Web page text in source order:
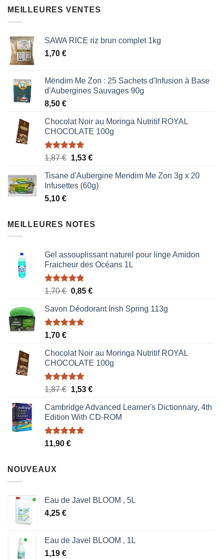
était : est :
MEILLEURES VENTES
SAWA RICE riz brun complet 1kg
1,70 €
Mëndim Me Zon : 25 Sachets d'Infusion à Base
d'Aubergines Sauvages 90g
8,50 €
Chocolat Noir au Moringa Nutritif ROYAL
CHOCOLATE 100g
Note5.00
sur 5
1,87€ Le
initial
était :
1,53 €Le
actuel
est :
Tisane d'Aubergine Mendim Me Zon 3g x 20
Infusettes (60g)
5,10 €
MEILLEURES NOTES
Gel assouplissant naturel pour linge Amidon
Fraicheur des Océans 1L
Note5.00
1,70€ Le
initial
était :
0,85 €Le
actuel
Savon Déodorant Irish Spring 113g
Note5.00
1,70 €
Chocolat Noir au Moringa Nutritif ROYAL
CHOCOLATE 100g
Note5.00
1,87€ Le
initial
était :
1,87 €.
1,53 €Le
actuel
est :
Cambridge Advanced Learner's Dictionnary, 4th
Edition With CD-ROM
Note5.00
11,90 €
NOUVEAUX
Eau de Javel BLOOM , 5L
4,25 €
Eau de Javel BLOOM , 1L
1,19 €